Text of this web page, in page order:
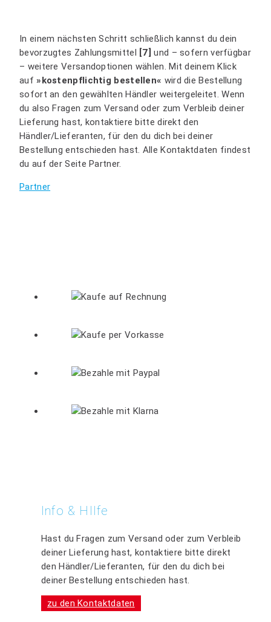
In einem nächsten Schritt schließlich kannst du dein
bevorzugtes Zahlungsmittel [7] und – sofern verfügbar
– weitere Versandoptionen wählen. Mit deinem Klick
auf»kostenpflichtig bestellen« wird die Bestellung
sofort an den gewählten Händler weitergeleitet. Wenn
du also Fragen zum Versand oder zum Verbleib deiner
Lieferung hast, kontaktiere bitte direkt den
Händler/Lieferanten, für den du dich bei deiner
Bestellung entschieden hast. Alle Kontaktdaten findest
du auf der Seite Partner.
Partner
Info & HIlfe
Hast du Fragen zum Versand oder zum Verbleib
deiner Lieferung hast, kontaktiere bitte direkt
den Händler/Lieferanten, für den du dich bei
deiner Bestellung entschieden hast.
zu den Kontaktdaten